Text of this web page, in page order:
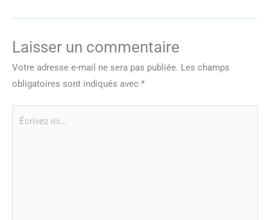
Laisser un commentaire
Votre adresse e-mail ne sera pas publiée. Les champs
obligatoires sont indiqués avec *